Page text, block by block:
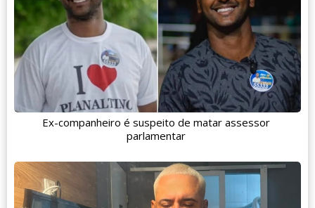
Ex-companheiro é suspeito de matar assessor
parlamentar